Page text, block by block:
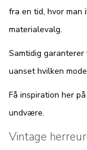
fra en tid, hvor man
materialevalg.
Samtidig
uanset hvilken
Få inspiration her
undvære.
Vintage